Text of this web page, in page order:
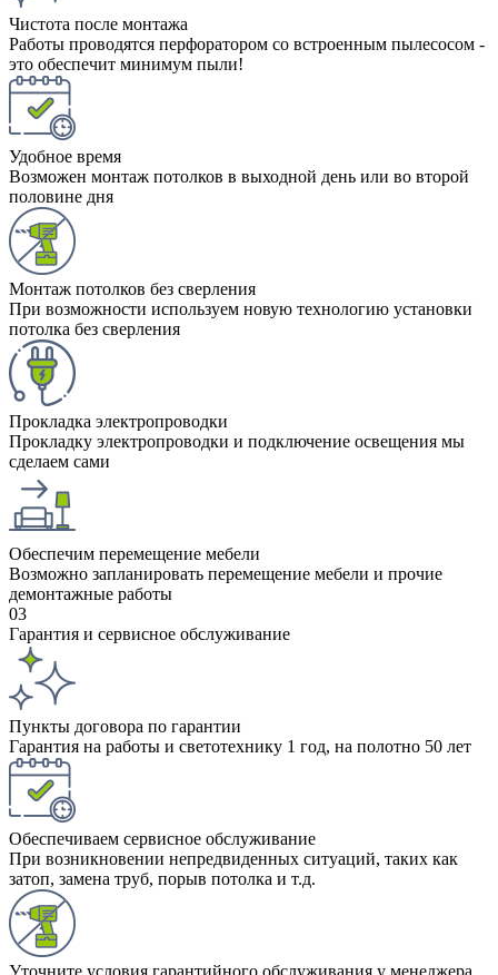
Чистота после монтажа
Работы проводятся перфоратором со встроенным пылесосом -
это обеспечит минимум пыли!
Удобное время
Возможен монтаж потолков в выходной день или во второй
половине дня
Монтаж потолков без сверления
При возможности используем новую технологию установки
потолка без сверления
Прокладка электропроводки
Прокладку электропроводки и подключение освещения мы
сделаем сами
Обеспечим перемещение мебели
Возможно запланировать перемещение мебели и прочие
демонтажные работы
03
Гарантия и сервисное обслуживание
Пункты договора по гарантии
Гарантия на работы и светотехнику 1 год, на полотно 50 лет
Обеспечиваем сервисное обслуживание
При возникновении непредвиденных ситуаций, таких как
затоп, замена труб, порыв потолка и т.д.